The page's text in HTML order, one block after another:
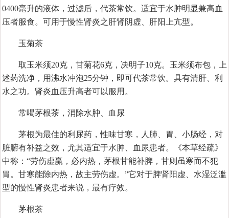
0400毫升的液体，过滤后，代茶常饮。适宜于水肿明显兼高血
压者服食。可用于慢性肾炎之肝肾阴虚、肝阳上亢型。
玉菊茶
取玉米须20克，甘菊花6克，决明子10克。玉米须布包，上
述药洗净，用沸水冲泡25分钟，即可代茶常饮。具有清肝、利
水之功。肾炎血压升高者可以服用。
常喝茅根茶，消除水肿、血尿
茅根为最佳的利尿药，性味甘寒，人肺、胃、小肠经，对
脏腑有补益之效，尤其适宜于水肿、血尿患者。《本草经疏》
中称：“劳伤虚赢，必内热，茅根甘能补脾，甘则虽寒而不犯
胃。甘寒能除内热，故主劳伤虚。”它对于脾肾阳虚、水湿泛滥
型的慢性肾炎患者来说，最有疗效。
茅根茶